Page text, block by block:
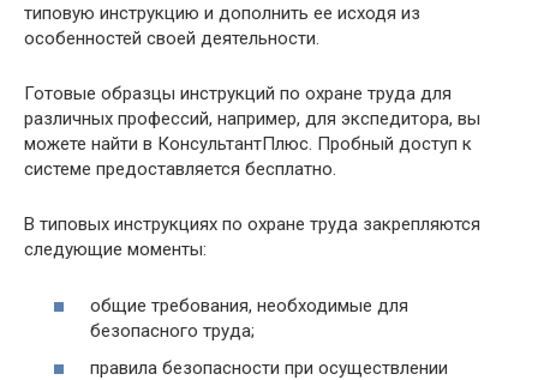
типовую инструкцию и дополнить ее исходя из
особенностей своей деятельности.
Готовые образцы инструкций по охране труда для
различных профессий, например, для экспедитора, вы
можете найти в КонсультантПлюс. Пробный доступ к
системе предоставляется бесплатно.
В типовых инструкциях по охране труда закрепляются
следующие моменты:
общие требования, необходимые для
безопасного труда;
правила безопасности при осуществлении